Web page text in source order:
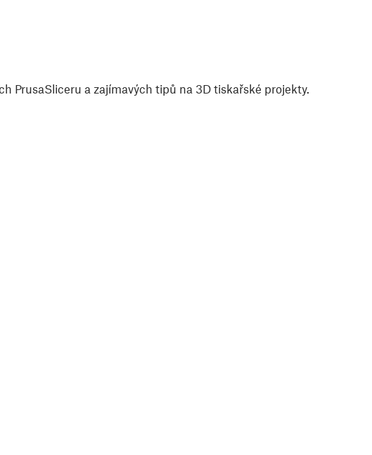
PrusaSliceru a zajímavých tipů na 3D tiskařské projekty.